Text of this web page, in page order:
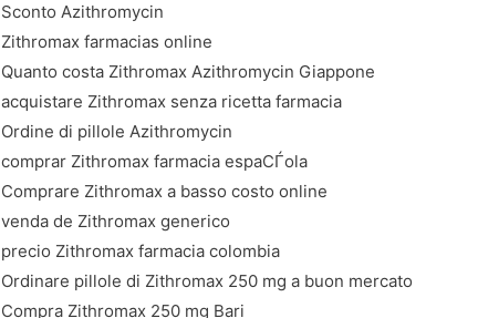
Sconto Azithromycin
Zithromax farmacias online
Quanto costa Zithromax Azithromycin Giappone
acquistare Zithromax senza ricetta farmacia
Ordine di pillole Azithromycin
comprar Zithromax farmacia espaСЃola
Comprare Zithromax a basso costo online
venda de Zithromax generico
precio Zithromax farmacia colombia
Ordinare pillole di Zithromax 250 mg a buon mercato
Compra Zithromax 250 mg Bari